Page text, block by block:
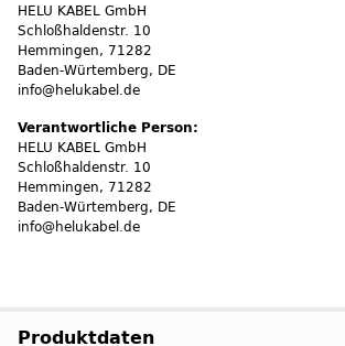
HELU KABEL GmbH
Schloßhaldenstr. 10
Hemmingen, 71282
Baden-Würtemberg, DE
info@helukabel.de
Verantwortliche Person:
HELU KABEL GmbH
Schloßhaldenstr. 10
Hemmingen, 71282
Baden-Würtemberg, DE
info@helukabel.de
Produktdaten